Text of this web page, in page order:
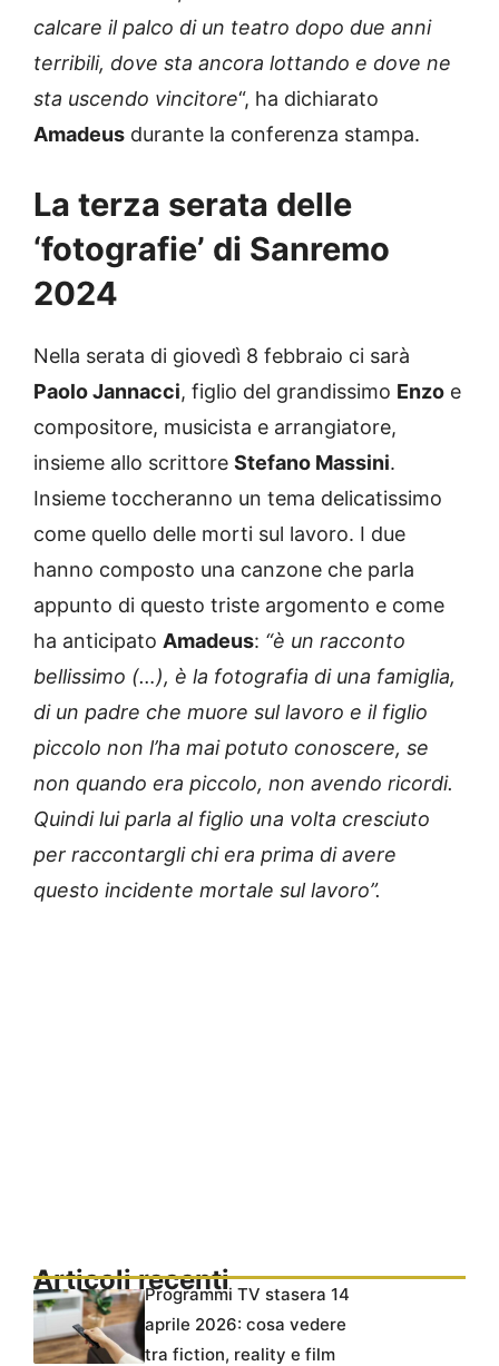
calcare il palco di un teatro dopo due anni
terribili, dove sta ancora lottando e dove ne
sta uscendo vincitore“, ha dichiarato
Amadeus durante la conferenza stampa.
La terza serata delle
‘fotografie’ di Sanremo
2024
Nella serata di giovedì 8 febbraio ci sarà
Paolo Jannacci, figlio del grandissimo Enzo e
compositore, musicista e arrangiatore,
insieme allo scrittore Stefano Massini.
Insieme toccheranno un tema delicatissimo
come quello delle morti sul lavoro. I due
hanno composto una canzone che parla
appunto di questo triste argomento e come
ha anticipato Amadeus: “è un racconto
bellissimo (…), è la fotografia di una famiglia,
di un padre che muore sul lavoro e il figlio
piccolo non l’ha mai potuto conoscere, se
non quando era piccolo, non avendo ricordi.
Quindi lui parla al figlio una volta cresciuto
per raccontargli chi era prima di avere
questo incidente mortale sul lavoro”.
Articoli recentiProgrammi TV stasera 14
aprile 2026: cosa vedere
tra fiction, reality e film